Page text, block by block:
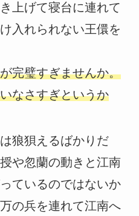
上げて寝台に連れて
入れられない王儇を
完璧すぎませんか。
なさすぎというか
狼狽えるばかりだ
や忽蘭の動きと江南
ているのではないか
の兵を連れて江南へ